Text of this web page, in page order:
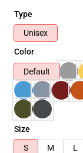
Type
Unisex
Color
Default
Size
S
M L